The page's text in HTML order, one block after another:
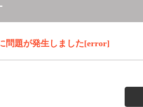
問題が発生しました[error]